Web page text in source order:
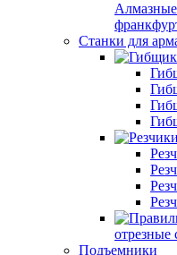
Станки для
отрезные
Подъемники